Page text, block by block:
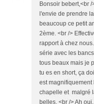
Bonsoir bebert,<br
l'envie de prendre
beaucoup ce petit
2ème. <br />
rapport à chez
série avec les
tous beaux mais je
tu es en short, ça
est
chapelle et malgré
belles. <br /> Ah